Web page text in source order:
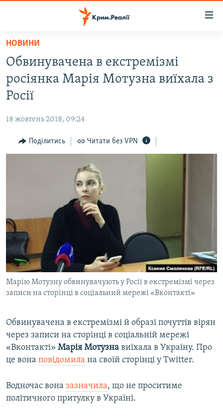
Перейти
основного
матеріалу
Перейти
до
основної
Перейти
до
НОВИНИ
ВОДА.КРИМ
ВІДЕО ТА ФОТО
БЛОГИ
ПОГЛЯД
ДЕПОРТАЦІЯ
ВІДЕОУРОКИ «ELIFBE»
СВІДЧЕННЯ ОКУПАЦІЇ
УКРАЇНСЬКА ПРОБЛЕМА КРИМУ
ІНФОГРАФІКА
ЯК ОБІЙТИ БЛОКУВАННЯ
Русский
Qırımtatar
ДОЛУЧАЙСЯ!
Усі сайти RFE/RL
НОВИНИ
Обвинувачена в екстремізмі
росіянка Марія Мотузна виїхала з
Росії
18 жовтень 2018, 09:24
Поділитись Читати без VPN
Марію Мотузну обвинувачують у Росії в екстремізмі через
записи на сторінці в соціальний мережі «Вконтакті»
Обвинувачена в екстремізмі й образі почуттів вірян
через записи на сторінці в соціальній мережі
«Вконтакті» Марія Мотузна виїхала в Україну. Про
це вона повідомила на своїй сторінці у Twitter.
Водночас вона зазначила, що не проситиме
політичного притулку в Україні.